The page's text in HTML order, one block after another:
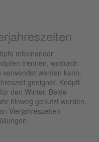
miteinander
trennen, wodurch
werden kann.
geeignet. Knöpft
den Winter. Beide
hinweg genutzt werden.
Vierjahreszeiten